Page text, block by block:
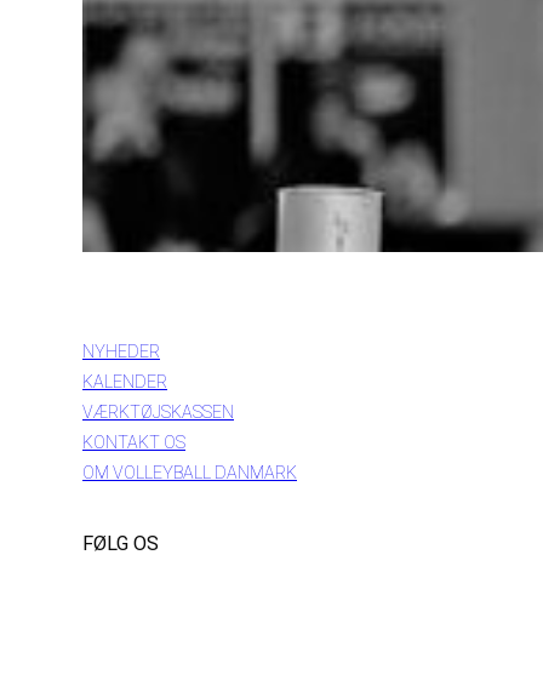
NYHEDER
KALENDER
VÆRKTØJSKASSEN
KONTAKT OS
OM VOLLEYBALL DANMARK
FØLG OS